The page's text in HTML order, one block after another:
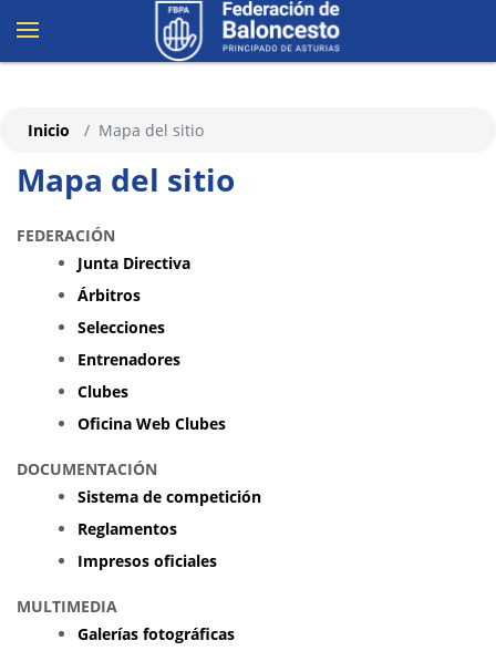
Mapa del sitio
Inicio Mapa del sitio
FEDERACIÓN
Junta Directiva
Árbitros
Selecciones
Entrenadores
Clubes
Oficina Web Clubes
DOCUMENTACIÓN
Sistema de competición
Reglamentos
Impresos oficiales
MULTIMEDIA
Galerías fotográficas